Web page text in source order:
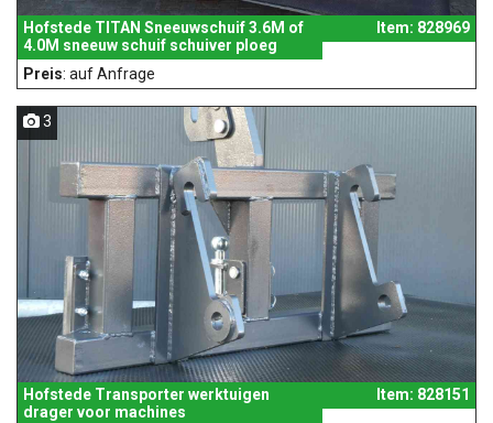
Hofstede TITAN Sneeuwschuif 3.6M of
4.0M sneeuw schuif schuiver ploeg
Item: 828969
Preis: auf Anfrage
3
Hofstede Transporter werktuigen
drager voor machines
Item: 828151